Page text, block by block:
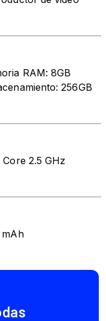
RAM: 8GB
256GB
Core 2.5 GHz​
mAh